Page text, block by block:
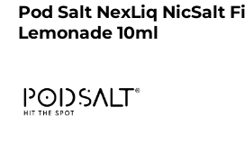
Pod Salt NexLiq NicSalt
Lemonade 10ml